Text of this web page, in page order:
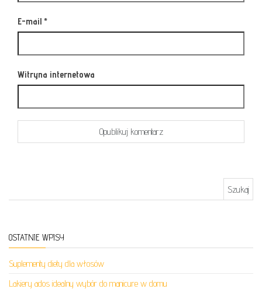
E-mail *
Witryna internetowa
OSTATNIE WPISY
Suplementy diety dla włosów
Lakiery ados idealny wybór do manicure w domu